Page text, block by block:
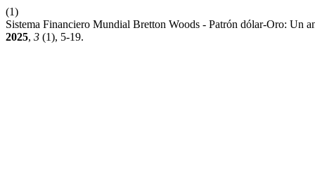
(1)
Sistema Financiero Mundial Bretton Woods - Patrón dólar-Oro: Un
2025, 3 (1), 5-19.